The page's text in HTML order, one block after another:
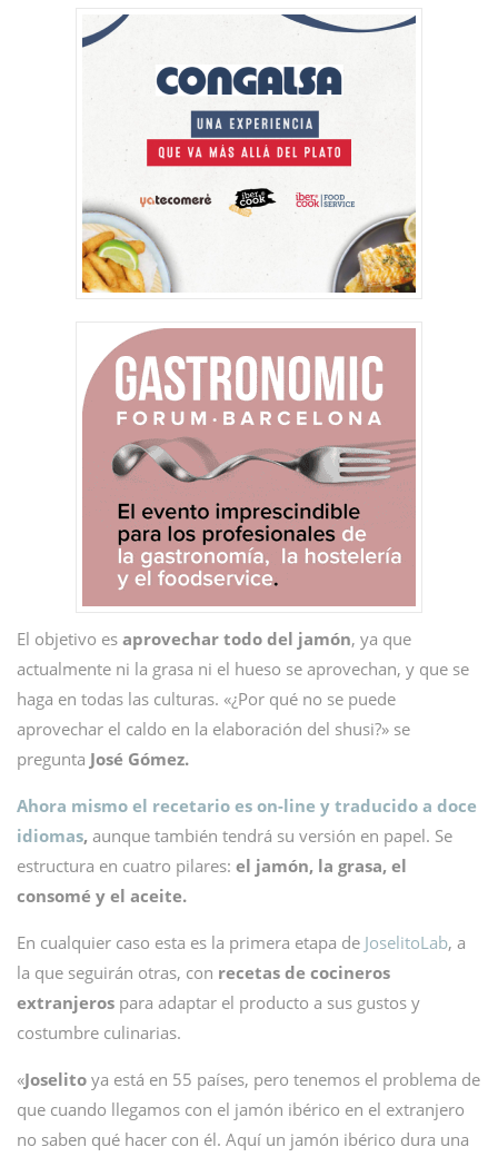
El objetivo es aprovechar todo del jamón, ya que
actualmente ni la grasa ni el hueso se aprovechan, y que se
haga en todas las culturas. «¿Por qué no se puede
aprovechar el caldo en la elaboración del shusi?» se
pregunta José Gómez.
Ahora mismo el recetario es on-line y traducido a doce
idiomas, aunque también tendrá su versión en papel. Se
estructura en cuatro pilares: el jamón, la grasa, el
consomé y el aceite.
En cualquier caso esta es la primera etapa de JoselitoLab, a
la que seguirán otras, con recetas de cocineros
extranjeros para adaptar el producto a sus gustos y
costumbre culinarias.
«Joselito ya está en 55 países, pero tenemos el problema de
que cuando llegamos con el jamón ibérico en el extranjero
no saben qué hacer con él. Aquí un jamón ibérico dura una